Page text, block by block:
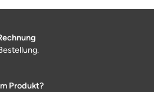
Produkt?